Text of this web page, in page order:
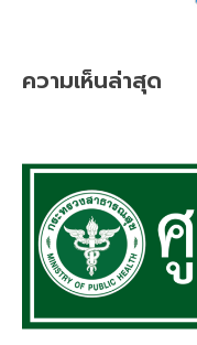
ความเห็นล่าสุด